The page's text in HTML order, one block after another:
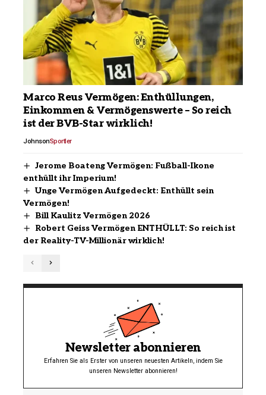
Marco Reus Vermögen: Enthüllungen,
Einkommen & Vermögenswerte – So reich
ist der BVB-Star wirklich!
JohnsonSportler
Jerome Boateng Vermögen: Fußball-Ikone
enthüllt ihr Imperium!
Unge Vermögen Aufgedeckt: Enthüllt sein
Vermögen!
Bill Kaulitz Vermögen 2026
Robert Geiss Vermögen ENTHÜLLT: So reich ist
der Reality-TV-Millionär wirklich!
Newsletter abonnieren
Erfahren Sie als Erster von unseren neuesten Artikeln, indem Sie
unseren Newsletter abonnieren!